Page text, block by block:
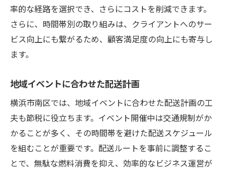
率的な経路を選択でき、さらにコストを削減できます。
さらに、時間帯別の取り組みは、クライアントへのサー
ビス向上にも繋がるため、顧客満足度の向上にも寄与し
ます。
地域イベントに合わせた配送計画
横浜市南区では、地域イベントに合わせた配送計画の工
夫も節税に役立ちます。イベント開催中は交通規制がか
かることが多く、その時間帯を避けた配送スケジュール
を組むことが重要です。配送ルートを事前に調整するこ
とで、無駄な燃料消費を抑え、効率的なビジネス運営が